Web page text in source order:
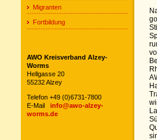
Migranten
Fortbildung
AWO Kreisverband Alzey-
Worms
Hellgasse 20
55232 Alzey
Telefon +49 (0)6731-7800
E-Mail info@awo-alzey-
worms.de